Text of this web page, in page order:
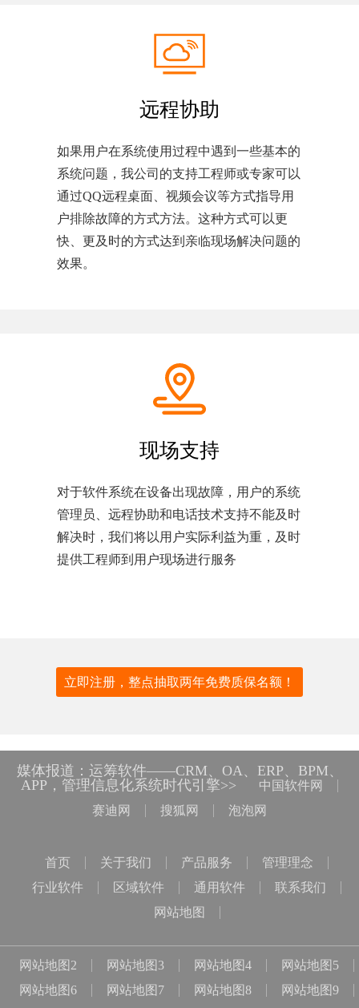
远程协助
如果用户在系统使用过程中遇到一些基本的
系统问题，我公司的支持工程师或专家可以
通过QQ远程桌面、视频会议等方式指导用
户排除故障的方式方法。这种方式可以更
快、更及时的方式达到亲临现场解决问题的
效果。
现场支持
对于软件系统在设备出现故障，用户的系统
管理员、远程协助和电话技术支持不能及时
解决时，我们将以用户实际利益为重，及时
提供工程师到用户现场进行服务
立即注册，整点抽取两年免费质保名额！
媒体报道：运筹软件——CRM、OA、ERP、BPM、
APP，管理信息化系统时代引擎>>
中国软件网
赛迪网
搜狐网 泡泡网
首页 关于我们 产品服务
管理理念
行业软件
区域软件 通用软件
联系我们
网站地图
网站地图2 网站地图3 网站地图4
网站地图5
网站地图6
网站地图7 网站地图8
网站地图9